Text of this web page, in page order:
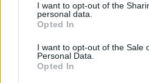
I want to opt-out of the
personal data.
Opted In
I want to opt-out of the Sale
Personal Data.
Opted In